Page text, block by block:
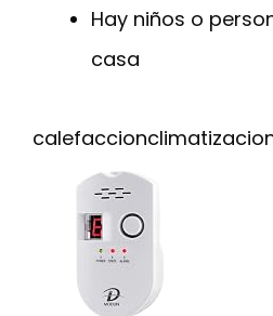
Hay niños o
casa